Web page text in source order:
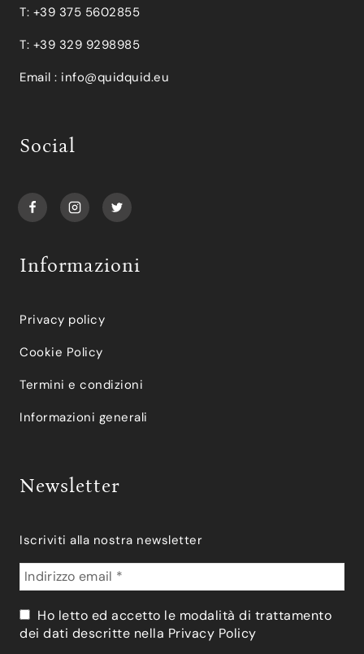
T: +39 375 5602855
T: +39 329 9298985
Email : info@quidquid.eu
Social
Informazioni
Privacy policy
Cookie Policy
Termini e condizioni
Informazioni generali
Newsletter
Iscriviti alla nostra newsletter
Ho letto ed accetto le modalità di trattamento
dei dati descritte nella Privacy Policy